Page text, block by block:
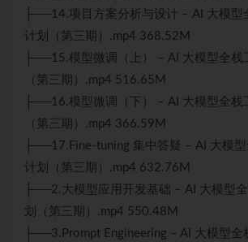
├──14.项目方案分析与设计 – AI 大模型
计划（第三期）.mp4 368.52M
├──15.模型微调（上） – AI 大模型全栈
（第三期）.mp4 516.65M
├──16.模型微调（下） – AI 大模型全栈
（第三期）.mp4 366.59M
├──17.Fine-tuning 集中答疑 – AI 大模
计划（第三期）.mp4 632.76M
├──2.大模型应用开发基础 – AI 大模型全
划（第三期）.mp4 550.48M
├──3.Prompt Engineering – AI 大模型全